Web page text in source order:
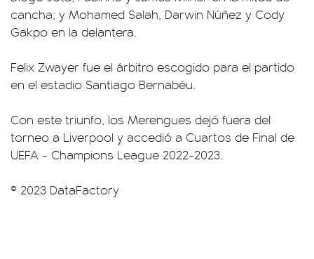
cancha; y Mohamed Salah, Darwin Núñez y Cody
Gakpo en la delantera.
Felix Zwayer fue el árbitro escogido para el partido
en el estadio Santiago Bernabéu.
Con este triunfo, los Merengues dejó fuera del
torneo a Liverpool y accedió a Cuartos de Final de
UEFA - Champions League 2022-2023.
© 2023 DataFactory